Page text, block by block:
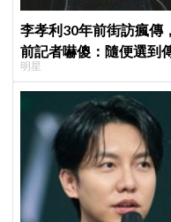
李孝利30年前街訪瘋傳
前記者嚇傻：隨便選到
明星